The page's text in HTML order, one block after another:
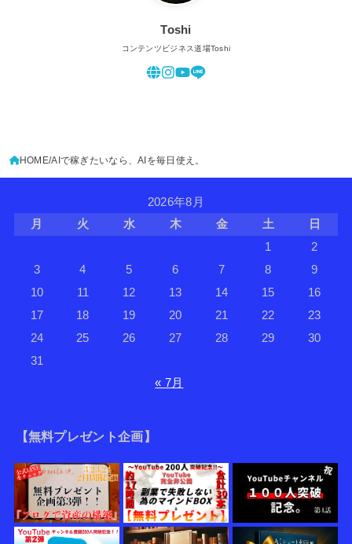
Toshi
コンテンツビジネス道場Toshi
HOME AIで稼ぎたいなら、AIを毎日使え。
2026年8月
月
火 水 木 金 土
日
1
2
3
4 5 6 7 8
9
10
11 12 13 14 15
16
17
18 19 20 21 22
23
24
25 26 27 28 29
30
31
« 7月
【無料プレゼント企画】